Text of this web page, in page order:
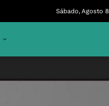
Sábado, Agosto 8